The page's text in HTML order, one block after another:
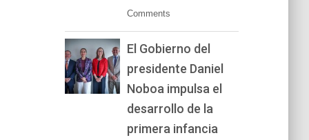
Comments
El Gobierno del
presidente Daniel
Noboa impulsa el
desarrollo de la
primera infancia